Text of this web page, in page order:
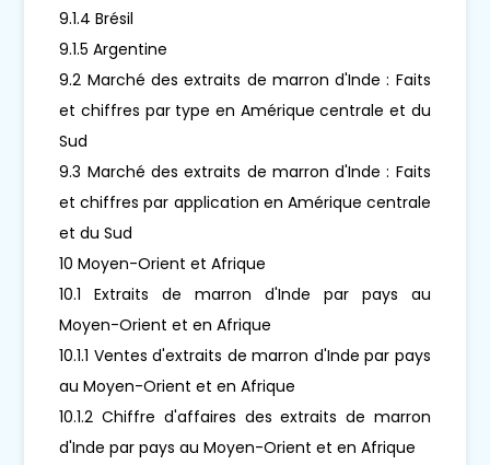
9.1.4 Brésil
9.1.5 Argentine
9.2 Marché des extraits de marron d'Inde : Faits
et chiffres par type en Amérique centrale et du
Sud
9.3 Marché des extraits de marron d'Inde : Faits
et chiffres par application en Amérique centrale
et du Sud
10 Moyen-Orient et Afrique
10.1 Extraits de marron d'Inde par pays au
Moyen-Orient et en Afrique
10.1.1 Ventes d'extraits de marron d'Inde par pays
au Moyen-Orient et en Afrique
10.1.2 Chiffre d'affaires des extraits de marron
d'Inde par pays au Moyen-Orient et en Afrique